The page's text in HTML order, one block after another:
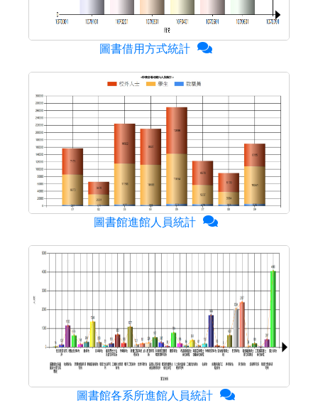
圖書借用方式統計
圖書館進館人員統計
圖書館各系所進館人員統計